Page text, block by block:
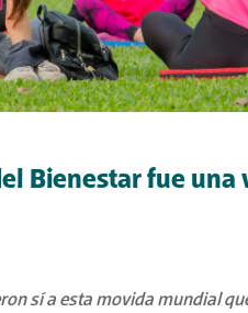
Bienestar fue una
sí a esta movida mundial